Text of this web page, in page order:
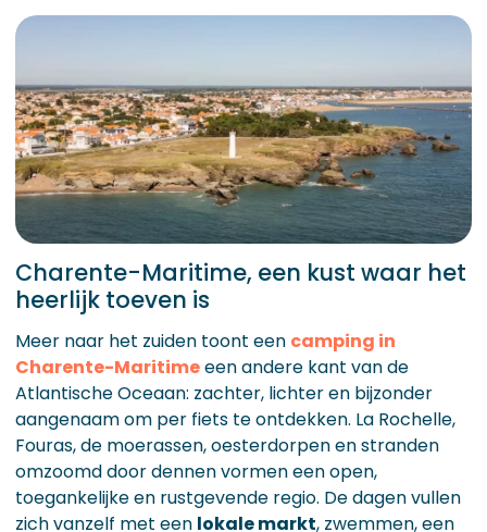
Charente-Maritime, een kust waar het
heerlijk toeven is
Meer naar het zuiden toont een camping in
Charente-Maritimeeen andere kant van de
Atlantische Oceaan: zachter, lichter en bijzonder
aangenaam om per fiets te ontdekken. La Rochelle,
Fouras, de moerassen, oesterdorpen en stranden
omzoomd door dennen vormen een open,
toegankelijke en rustgevende regio. De dagen vullen
zich vanzelf met een lokale markt, zwemmen, een